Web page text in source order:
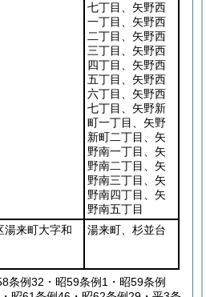
七丁目、矢野西
一丁目、矢野西
二丁目、矢野西
三丁目、矢野西
四丁目、矢野西
五丁目、矢野西
六丁目、矢野西
七丁目、矢野新
町一丁目、矢野
新町二丁目、矢
野南一丁目、矢
野南二丁目、矢
野南三丁目、矢
野南四丁目、矢
野南五丁目
湯来町大字和
湯来町、杉並台
条例32・昭59条例1・昭59条例